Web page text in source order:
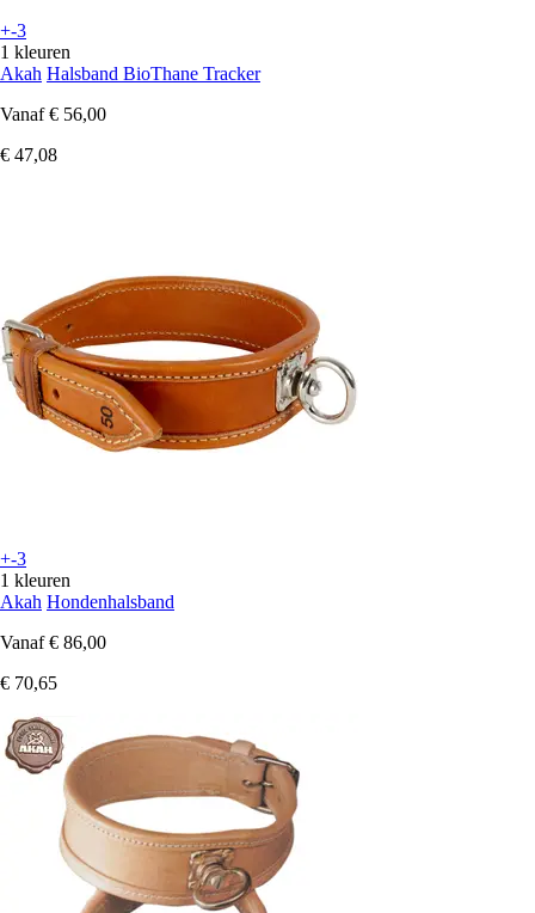
+-3
1 kleuren
Akah Halsband BioThane Tracker
Vanaf € 56,00
€ 47,08
+-3
1 kleuren
Akah Hondenhalsband
Vanaf € 86,00
€ 70,65